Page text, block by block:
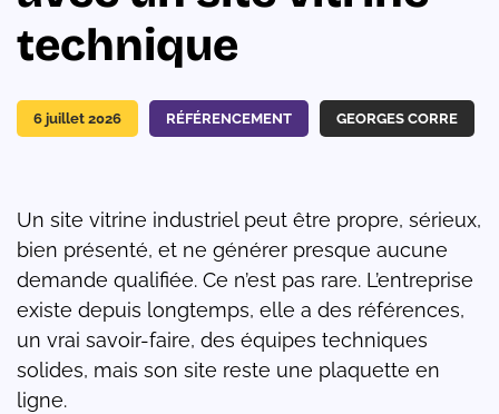
technique
GEORGES CORRE
RÉFÉRENCEMENT
6 juillet 2026
Un site vitrine industriel peut être propre, sérieux,
bien présenté, et ne générer presque aucune
demande qualifiée. Ce n’est pas rare. L’entreprise
existe depuis longtemps, elle a des références,
un vrai savoir-faire, des équipes techniques
solides, mais son site reste une plaquette en
ligne.